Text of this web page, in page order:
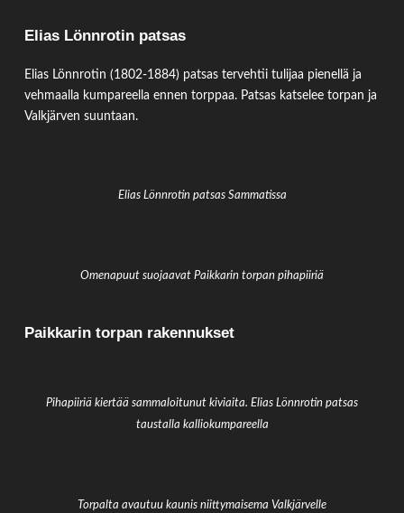
Elias Lönnrotin patsas
Elias Lönnrotin (1802-1884) patsas tervehtii tulijaa pienellä ja
vehmaalla kumpareella ennen torppaa. Patsas katselee torpan ja
Valkjärven suuntaan.
Elias Lönnrotin patsas Sammatissa
Omenapuut suojaavat Paikkarin torpan pihapiiriä
Paikkarin torpan rakennukset
Pihapiiriä kiertää sammaloitunut kiviaita. Elias Lönnrotin patsas
taustalla kalliokumpareella
Torpalta avautuu kaunis niittymaisema Valkjärvelle